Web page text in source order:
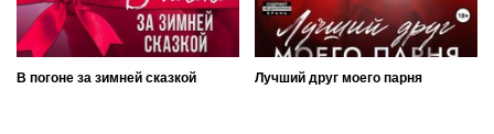
В погоне за зимней сказкой Лучший друг моего парня